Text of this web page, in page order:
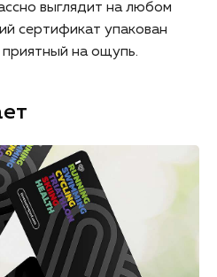
выглядит на любом
сертификат упакован
приятный на ощупь.